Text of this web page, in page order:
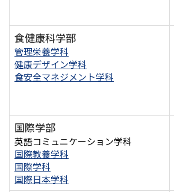
食健康科学部
管理栄養学科
健康デザイン学科
食安全マネジメント学科
国際学部
英語コミュニケーション学科
国際教養学科
国際学科
国際日本学科